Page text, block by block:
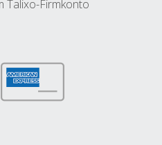
Talixo-Firmkonto